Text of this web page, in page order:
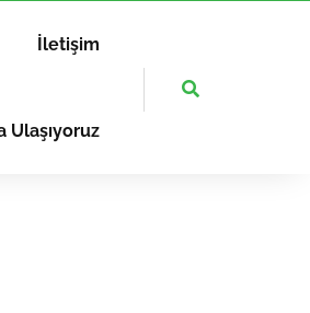
İletişim
Ulaşıyoruz